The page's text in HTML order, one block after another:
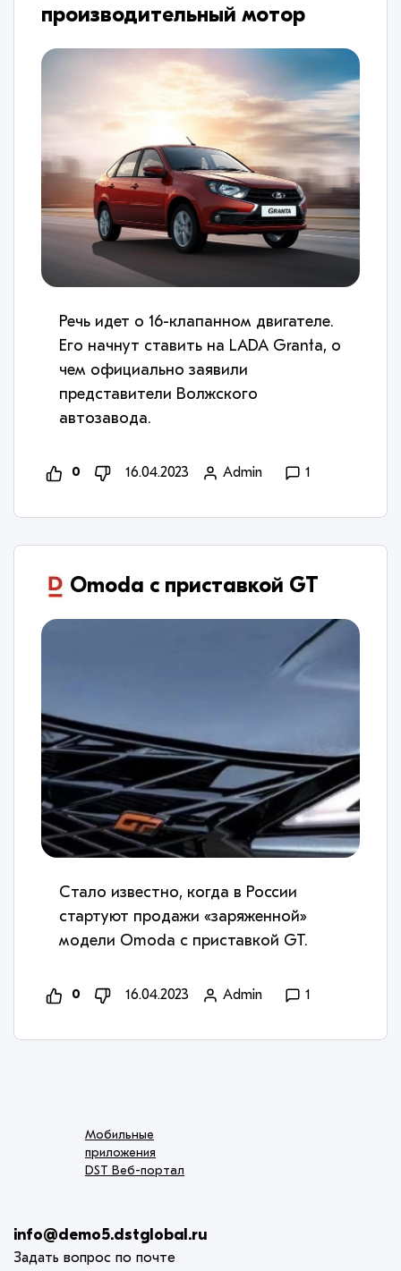
производительный мотор
Речь идет о 16-клапанном двигателе.
Его начнут ставить на LADA Granta, о
чем официально заявили
представители Волжского
автозавода.
0 16.04.2023 Admin 1
Omoda с приставкой GT
Стало известно, когда в России
стартуют продажи «заряженной»
модели Omoda с приставкой GT.
0 16.04.2023 Admin 1
Мобильные
приложения
DST Веб-портал
info@demo5.dstglobal.ru
Задать вопрос по почте